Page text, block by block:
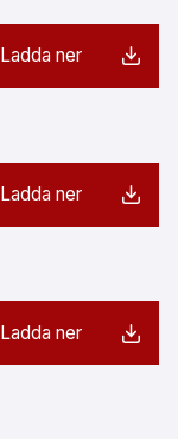
Ladda ner
Ladda ner
Ladda ner